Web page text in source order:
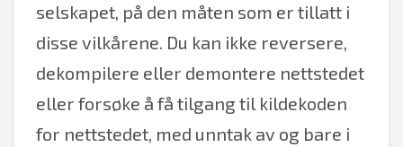
selskapet, på den måten som er tillatt i
disse vilkårene. Du kan ikke reversere,
dekompilere eller demontere nettstedet
eller forsøke å få tilgang til kildekoden
for nettstedet, med unntak av og bare i